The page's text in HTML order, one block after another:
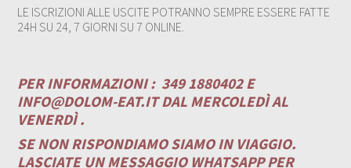
LE ISCRIZIONI ALLE USCITE POTRANNO SEMPRE ESSERE FATTE
24H SU 24, 7 GIORNI SU 7 ONLINE.
PER INFORMAZIONI : 349 1880402 E
INFO@DOLOM-EAT.ITDAL MERCOLEDÌ AL
VENERDÌ .
SE NON RISPONDIAMO SIAMO IN VIAGGIO.
LASCIATE UN MESSAGGIO WHATSAPP PER